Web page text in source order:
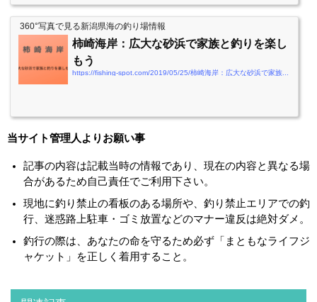
360°写真で見る新潟県海の釣り場情報
柿崎海岸：広大な砂浜で家族と釣りを楽し
もう
当サイト管理人よりお願い事
記事の内容は記載当時の情報であり、現在の内容と異なる場
合があるため自己責任でご利用下さい。
現地に釣り禁止の看板のある場所や、釣り禁止エリアでの釣
行、迷惑路上駐車・ゴミ放置などのマナー違反は絶対ダメ。
釣行の際は、あなたの命を守るため必ず「まともなライフジ
ャケット」を正しく着用すること。